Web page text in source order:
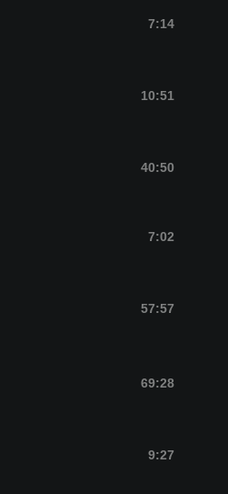
7:14
10:51
40:50
7:02
57:57
69:28
9:27